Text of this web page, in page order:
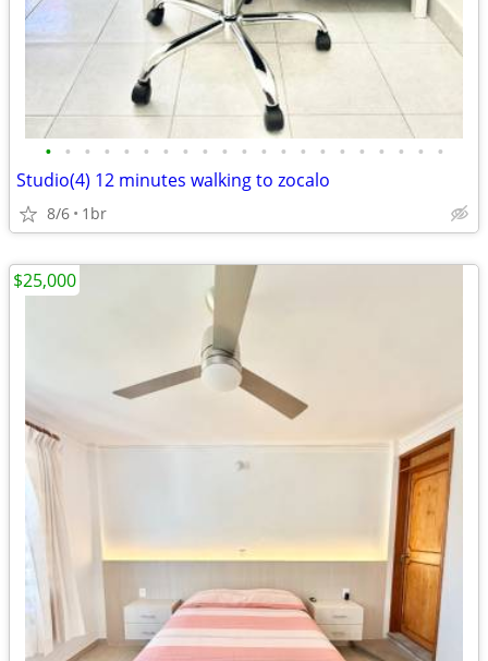
• • • • • • • • • • • • • • • • • • • • •
Studio(4) 12 minutes walking to zocalo
8/6 1br
$25,000